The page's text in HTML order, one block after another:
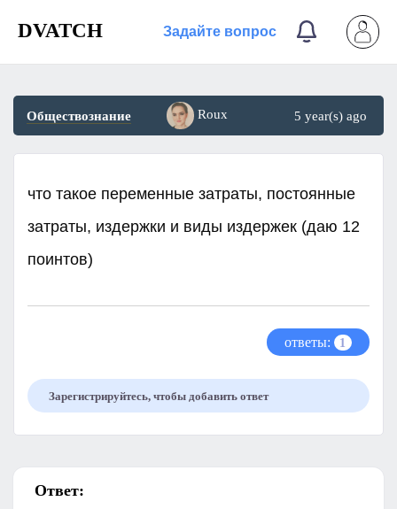
DVATCH Задайте вопрос
Обществознание Roux 5 year(s) ago
что такое переменные затраты, постоянные
затраты, издержки и виды издержек (даю 12
поинтов)​
ответы: 1
Зарегистрируйтесь, чтобы добавить ответ
Ответ: